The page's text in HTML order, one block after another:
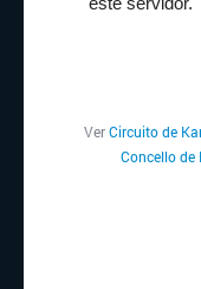
Ver Circuito de
Concello de